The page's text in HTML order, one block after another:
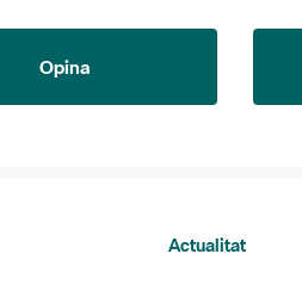
Opina
Actualitat